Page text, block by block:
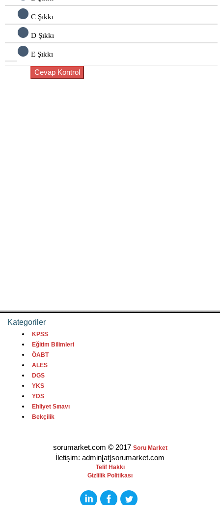
C Şıkkı
D Şıkkı
E Şıkkı
Kategoriler
KPSS
Eğitim Bilimleri
ÖABT
ALES
DGS
YKS
YDS
Ehliyet Sınavı
Bekçilik
sorumarket.com © 2017 Soru Market
İletişim: admin[at]sorumarket.com
Telif Hakkı
Gizlilik Politikası